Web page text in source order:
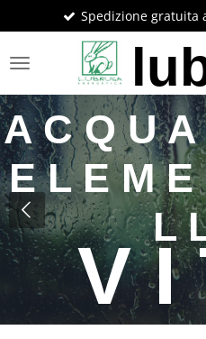
al
contenuto
principale
Spedizione gratuita
A C Q U
E L E M
L
V I